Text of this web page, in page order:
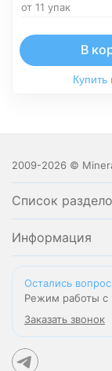
от 11 упак
В
Купить
2009-2026 ©
Список
Информация
Остались
Режим работы с
Заказать звонок